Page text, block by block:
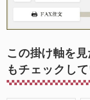
この掛け軸を
もチェックして